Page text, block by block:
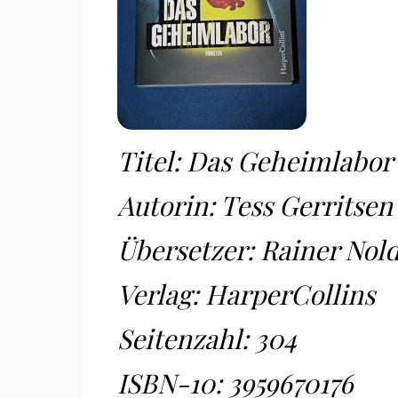
Titel: Das Geheimlabor
Autorin: Tess Gerritsen
Übersetzer: Rainer
Verlag: HarperCollins
Seitenzahl: 304
ISBN-10: 3959670176